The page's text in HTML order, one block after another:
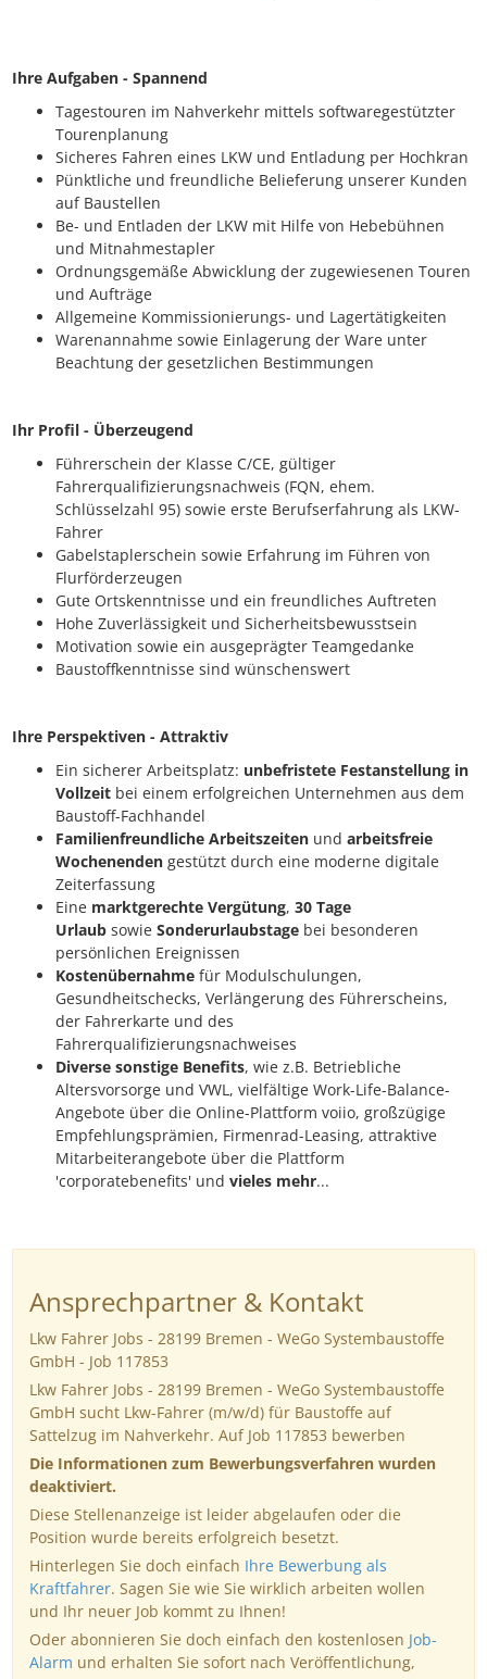
Ihre Aufgaben - Spannend
Tagestouren im Nahverkehr mittels softwaregestützter
Tourenplanung
Sicheres Fahren eines LKW und Entladung per Hochkran
Pünktliche und freundliche Belieferung unserer Kunden
auf Baustellen
Be- und Entladen der LKW mit Hilfe von Hebebühnen
und Mitnahmestapler
Ordnungsgemäße Abwicklung der zugewiesenen Touren
und Aufträge
Allgemeine Kommissionierungs- und Lagertätigkeiten
Warenannahme sowie Einlagerung der Ware unter
Beachtung der gesetzlichen Bestimmungen
Ihr Profil - Überzeugend
Führerschein der Klasse C/CE, gültiger
Fahrerqualifizierungsnachweis (FQN, ehem.
Schlüsselzahl 95) sowie erste Berufserfahrung als LKW-
Fahrer
Gabelstaplerschein sowie Erfahrung im Führen von
Flurförderzeugen
Gute Ortskenntnisse und ein freundliches Auftreten
Hohe Zuverlässigkeit und Sicherheitsbewusstsein
Motivation sowie ein ausgeprägter Teamgedanke
Baustoffkenntnisse sind wünschenswert
Ihre Perspektiven - Attraktiv
Ein sicherer Arbeitsplatz: unbefristete Festanstellung in
Vollzeit bei einem erfolgreichen Unternehmen aus dem
Baustoff-Fachhandel
Familienfreundliche Arbeitszeiten und arbeitsfreie
Wochenenden gestützt durch eine moderne digitale
Zeiterfassung
Eine marktgerechte Vergütung, 30 Tage
Urlaub sowie Sonderurlaubstage bei besonderen
persönlichen Ereignissen
Kostenübernahme für Modulschulungen,
Gesundheitschecks, Verlängerung des Führerscheins,
der Fahrerkarte und des
Fahrerqualifizierungsnachweises
Diverse sonstige Benefits, wie z.B. Betriebliche
Altersvorsorge und VWL, vielfältige Work-Life-Balance-
Angebote über die Online-Plattform voiio, großzügige
Empfehlungsprämien, Firmenrad-Leasing, attraktive
Mitarbeiterangebote über die Plattform
'corporatebenefits' und vieles mehr...
Ansprechpartner & Kontakt
Lkw Fahrer Jobs - 28199 Bremen - WeGo Systembaustoffe
GmbH - Job 117853
Lkw Fahrer Jobs - 28199 Bremen - WeGo Systembaustoffe
GmbH sucht Lkw-Fahrer (m/w/d) für Baustoffe auf
Sattelzug im Nahverkehr. Auf Job 117853 bewerben
Die Informationen zum Bewerbungsverfahren wurden
deaktiviert.
Diese Stellenanzeige ist leider abgelaufen oder die
Position wurde bereits erfolgreich besetzt.
Hinterlegen Sie doch einfach Ihre Bewerbung als
Kraftfahrer. Sagen Sie wie Sie wirklich arbeiten wollen
und Ihr neuer Job kommt zu Ihnen!
Oder abonnieren Sie doch einfach den kostenlosen Job-
Alarm und erhalten Sie sofort nach Veröffentlichung,